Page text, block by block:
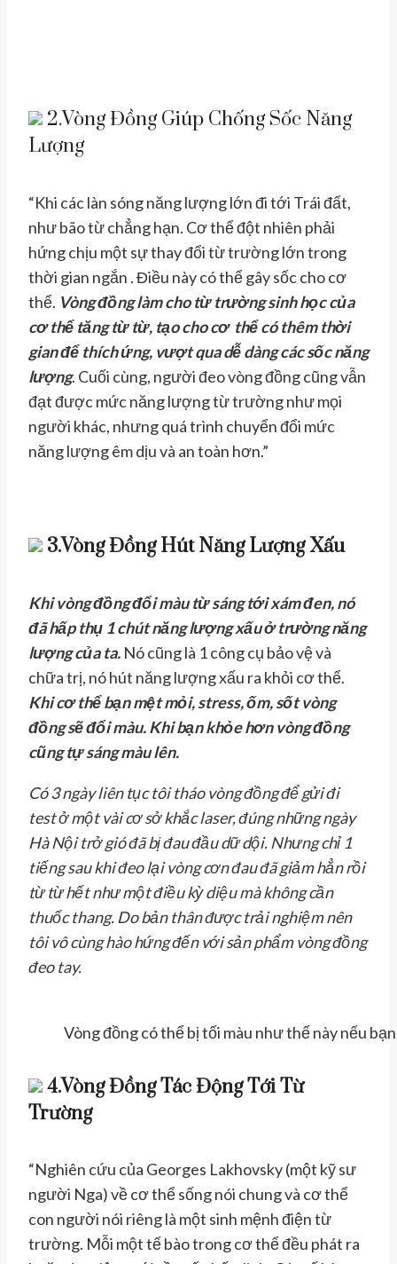
2.Vòng Đồng Giúp Chống Sốc Năng
Lượng
“Khi các làn sóng năng lượng lớn đi tới Trái đất,
như bão từ chẳng hạn. Cơ thể đột nhiên phải
hứng chịu một sự thay đổi từ trường lớn trong
thời gian ngắn . Điều này có thể gây sốc cho cơ
thể. Vòng đồng làm cho từ trường sinh học của
cơ thể tăng từ từ, tạo cho cơ thể có thêm thời
gian để thích ứng, vượt qua dễ dàng các sốc năng
lượng. Cuối cùng, người đeo vòng đồng cũng vẫn
đạt được mức năng lượng từ trường như mọi
người khác, nhưng quá trình chuyển đổi mức
năng lượng êm dịu và an toàn hơn.”
3.Vòng Đồng Hút Năng Lượng Xấu
Khi vòng đồng đổi màu từ sáng tới xám đen, nó
đã hấp thụ 1 chút năng lượng xấu ở trường năng
lượng của ta. Nó cũng là 1 công cụ bảo vệ và
chữa trị, nó hút năng lượng xấu ra khỏi cơ thể.
Khi cơ thể bạn mệt mỏi, stress, ốm, sốt vòng
đồng sẽ đổi màu. Khi bạn khỏe hơn vòng đồng
cũng tự sáng màu lên.
Có 3 ngày liên tục tôi tháo vòng đồng để gửi đi
test ở một vài cơ sở khắc laser, đúng những ngày
Hà Nội trở gió đã bị đau đầu dữ dội. Nhưng chỉ 1
tiếng sau khi đeo lại vòng cơn đau đã giảm hẳn rồi
từ từ hết như một điều kỳ diệu mà không cần
thuốc thang. Do bản thân được trải nghiệm nên
tôi vô cùng hào hứng đến với sản phẩm vòng đồng
đeo tay.
Vòng đồng có thể bị tối màu như thế này nếu
4.Vòng Đồng Tác Động Tới Từ
Trường
“Nghiên cứu của Georges Lakhovsky (một kỹ sư
người Nga) về cơ thể sống nói chung và cơ thể
con người nói riêng là một sinh mệnh điện từ
trường. Mỗi một tế bào trong cơ thể đều phát ra